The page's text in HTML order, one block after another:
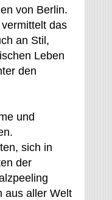
von Berlin.
das
an Stil,
Leben
den
und
sich in
der
aus aller Welt